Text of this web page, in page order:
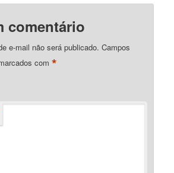
comentário
e-mail não será publicado. Campos
com*